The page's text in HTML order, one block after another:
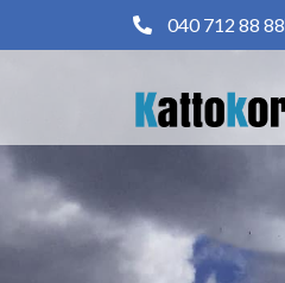
040 712 88 88